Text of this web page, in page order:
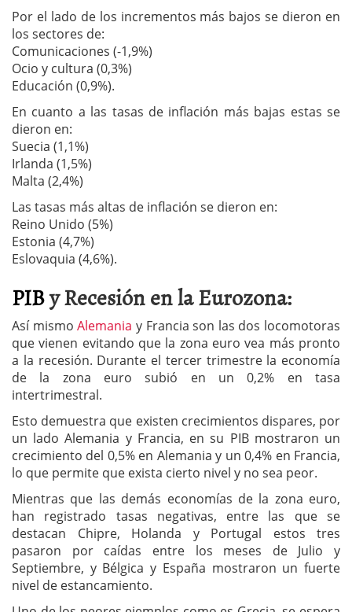
Por el lado de los incrementos más bajos se dieron en
los sectores de:
Comunicaciones (-1,9%)
Ocio y cultura (0,3%)
Educación (0,9%).
En cuanto a las tasas de inflación más bajas estas se
dieron en:
Suecia (1,1%)
Irlanda (1,5%)
Malta (2,4%)
Las tasas más altas de inflación se dieron en:
Reino Unido (5%)
Estonia (4,7%)
Eslovaquia (4,6%).
PIBy Recesión en la Eurozona:
Así mismoAlemania y Francia son las dos locomotoras
que vienen evitando que la zona euro vea más pronto
a la recesión. Durante el tercer trimestre la economía
de la zona euro subió en un 0,2% en tasa
intertrimestral.
Esto demuestra que existen crecimientos dispares, por
un lado Alemania y Francia, en su PIB mostraron un
crecimiento del 0,5% en Alemania y un 0,4% en Francia,
lo que permite que exista cierto nivel y no sea peor.
Mientras que las demás economías de la zona euro,
han registrado tasas negativas, entre las que se
destacan Chipre, Holanda y Portugal estos tres
pasaron por caídas entre los meses de Julio y
Septiembre, y Bélgica y España mostraron un fuerte
nivel de estancamiento.